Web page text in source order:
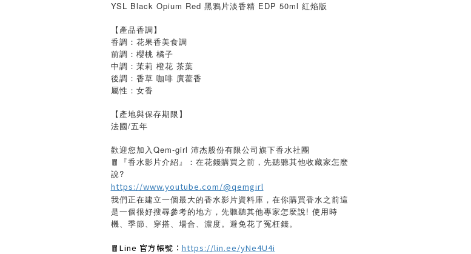
YSL Black Opium Red 黑鴉片淡香精 EDP 50ml 紅焰版
【產品香調】
香調：花果香美食調
前調：櫻桃 橘子
中調：茉莉 橙花 茶葉
後調：香草 咖啡 廣藿香
屬性：女香
【產地與保存期限】
法國/五年
歡迎您加入Qem-girl 沛杰股份有限公司旗下香水社團
🧧『香水影片介紹』：在花錢購買之前，先聽聽其他收藏家怎麼
說?
https://www.youtube.com/@qemgirl
我們正在建立一個最大的香水影片資料庫，在你購買香水之前這
是一個很好搜尋參考的地方，先聽聽其他專家怎麼說! 使用時
機、季節、穿搭、場合、濃度。避免花了冤枉錢。
🧧Line 官方帳號： https://lin.ee/yNe4U4i